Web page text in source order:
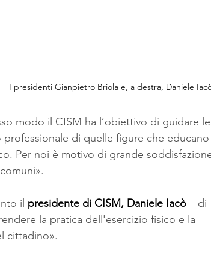
I presidenti Gianpietro Briola e, a destra, Daniele
modo il CISM ha l’obiettivo di guidare le
di quelle figure che educano
Per noi è motivo di grande
il presidente di CISM, Daniele Iacò – di
la pratica dell'esercizio fisico e la
cittadino».